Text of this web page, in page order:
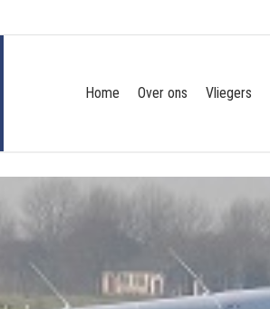
Home Over ons Vliegers